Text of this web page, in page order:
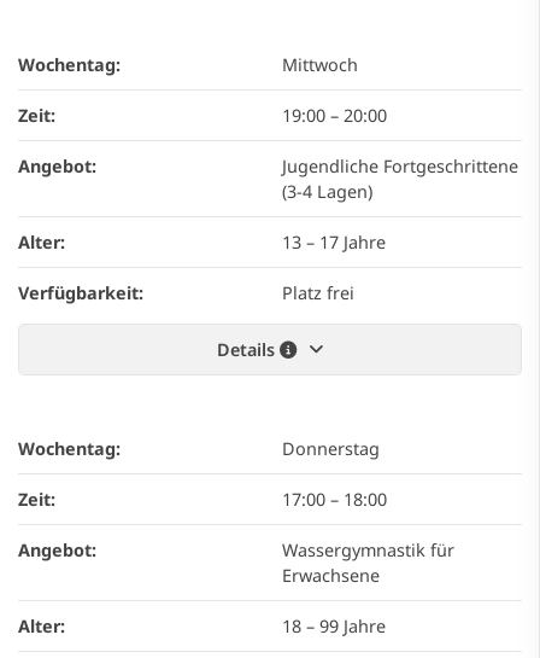
Wochentag: Mittwoch
Zeit: 19:00 – 20:00
Angebot:
Jugendliche Fortgeschrittene
(3-4 Lagen)
Alter: 13 – 17 Jahre
Verfügbarkeit: Platz frei
Details
Wochentag: Donnerstag
Zeit: 17:00 – 18:00
Angebot:
Wassergymnastik für
Erwachsene
Alter: 18 – 99 Jahre